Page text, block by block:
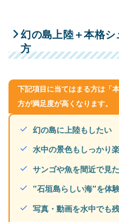
幻の島上陸＋本格
方
下記項目に当てはまる方は「
方が満足度が高くなります。
幻の島に上陸もしたい
水中の景色もしっかり
サンゴや魚を間近で見
”石垣島らしい海”を体
写真・動画を水中でも